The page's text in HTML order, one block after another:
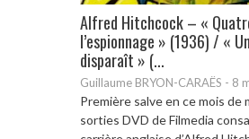
Alfred Hitchcock – «
l’espionnage » (1936) / «
disparaît » (...
Guillaume BRYON-CARAËS - 8
Première salve en ce mois de
sorties DVD de Filmedia